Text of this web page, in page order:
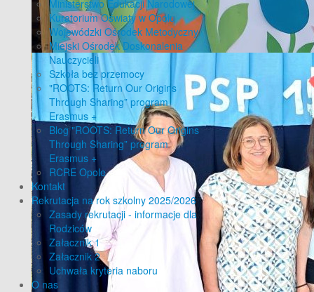
Ministerstwo Edukacji Narodowej
Kuratorium Oświaty w Opolu
Wojewódzki Ośrodek Metodyczny
Miejski Ośrodek Doskonalenia
Nauczycieli
Szkoła bez przemocy
"ROOTS: Return Our Origins
Through Sharing” program
Erasmus +
Blog "ROOTS: Return Our Origins
Through Sharing” program
Erasmus +
RCRE Opole
Kontakt
Rekrutacja na rok szkolny 2025/2026
Zasady rekrutacji - informacje dla
Rodziców
Załacznik 1
Załacznik 2
Uchwała kryteria naboru
O nas